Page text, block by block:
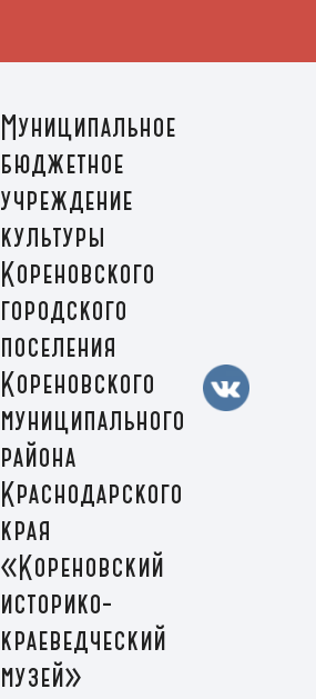
Муниципальное
бюджетное
учреждение
культуры
Кореновского
городского
поселения
Кореновского
муниципального
района
Краснодарского
края
«Кореновский
историко-
краеведческий
музей»